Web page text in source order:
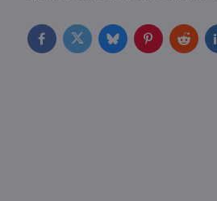
FacebookTwitterBlueskyPinterestReddit